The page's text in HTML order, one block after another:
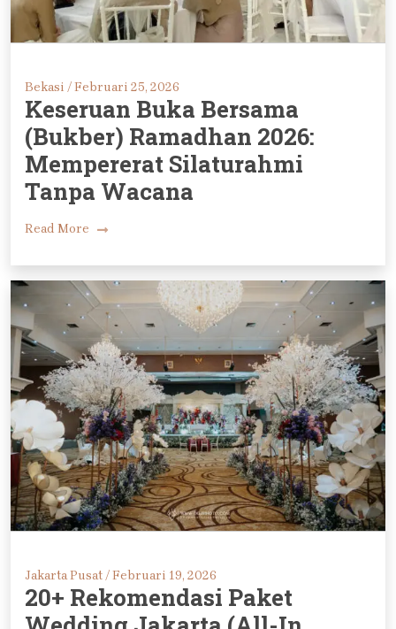
Bekasi /Februari 25, 2026
Keseruan Buka Bersama
(Bukber) Ramadhan 2026:
Mempererat Silaturahmi
Tanpa Wacana
Read More
Jakarta Pusat /Februari 19, 2026
20+ Rekomendasi Paket